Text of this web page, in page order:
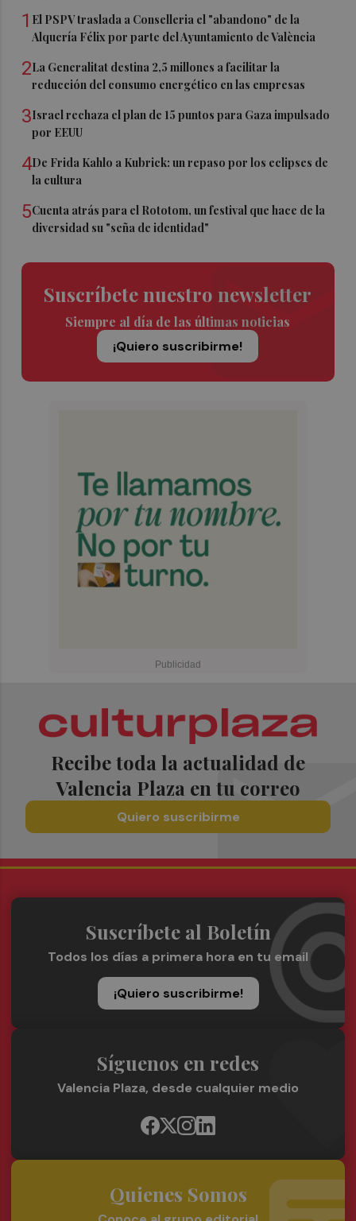
1 El PSPV traslada a Conselleria el "abandono" de la
Alquería Félix por parte del Ayuntamiento de València
2La Generalitat destina 2,5 millones a facilitar la
reducción del consumo energético en las empresas
3Israel rechaza el plan de 15 puntos para Gaza impulsado
por EEUU
4De Frida Kahlo a Kubrick: un repaso por los eclipses de
la cultura
5Cuenta atrás para el Rototom, un festival que hace de la
diversidad su "seña de identidad"
Suscríbete nuestro newsletter
Siempre al día de las últimas noticias
¡Quiero suscribirme!
Recibe toda la actualidad de
Valencia Plaza en tu correo
Quiero suscribirme
Suscríbete al Boletín
Todos los días a primera hora en tu email
¡Quiero suscribirme!
Síguenos en redes
Valencia Plaza, desde cualquier medio
Quienes Somos